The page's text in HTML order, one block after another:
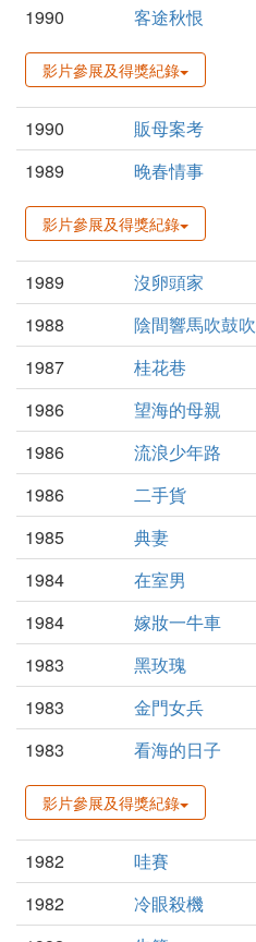
1990
客途秋恨
影片參展及得獎紀錄
1990
販母案考
1989
晚春情事
影片參展及得獎紀錄
1989
沒卵頭家
1988
陰間響馬吹鼓吹
1987
桂花巷
1986
望海的母親
1986
流浪少年路
1986
二手貨
1985
典妻
1984
在室男
1984
嫁妝一牛車
1983
黑玫瑰
1983
金門女兵
1983
看海的日子
影片參展及得獎紀錄
1982
哇賽
1982
冷眼殺機